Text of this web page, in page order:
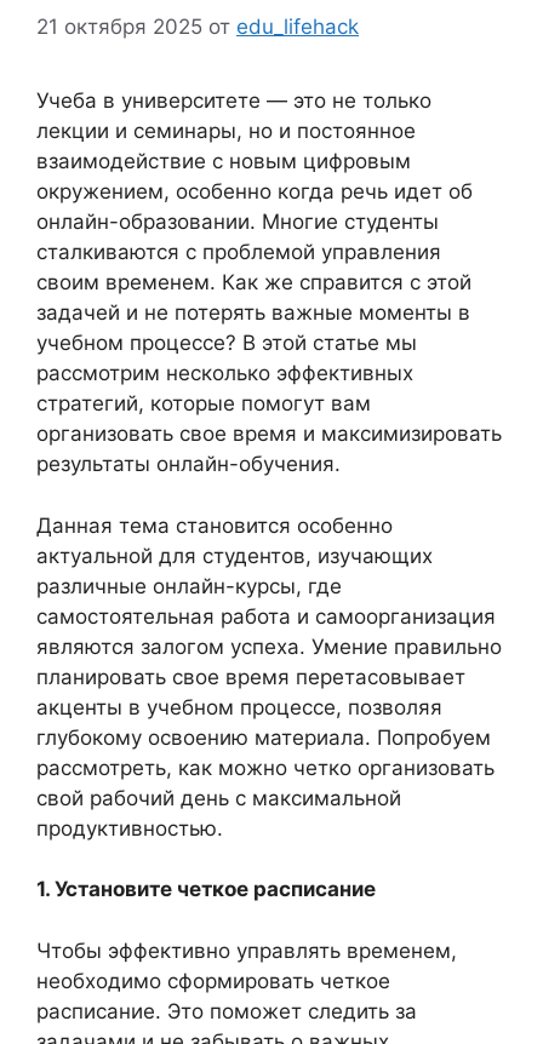
21 октября 2025 от edu_lifehack
Учеба в университете — это не только
лекции и семинары, но и постоянное
взаимодействие с новым цифровым
окружением, особенно когда речь идет об
онлайн-образовании. Многие студенты
сталкиваются с проблемой управления
своим временем. Как же справится с этой
задачей и не потерять важные моменты в
учебном процессе? В этой статье мы
рассмотрим несколько эффективных
стратегий, которые помогут вам
организовать свое время и максимизировать
результаты онлайн-обучения.
Данная тема становится особенно
актуальной для студентов, изучающих
различные онлайн-курсы, где
самостоятельная работа и самоорганизация
являются залогом успеха. Умение правильно
планировать свое время перетасовывает
акценты в учебном процессе, позволяя
глубокому освоению материала. Попробуем
рассмотреть, как можно четко организовать
свой рабочий день с максимальной
продуктивностью.
1. Установите четкое расписание
Чтобы эффективно управлять временем,
необходимо сформировать четкое
расписание. Это поможет следить за